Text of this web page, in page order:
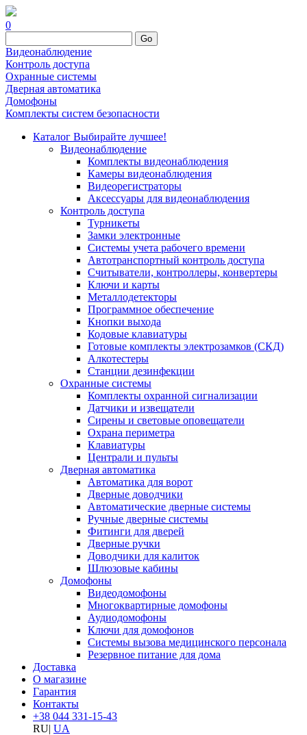
0
Go
Видеонаблюдение
Контроль доступа
Охранные системы
Дверная автоматика
Домофоны
Комплекты систем безопасности
Каталог Выбирайте лучшее!
Видеонаблюдение
Комплекты видеонаблюдения
Камеры видеонаблюдения
Видеорегистраторы
Аксессуары для видеонаблюдения
Контроль доступа
Турникеты
Замки электронные
Системы учета рабочего времени
Автотранспортный контроль доступа
Считыватели, контроллеры, конвертеры
Ключи и карты
Металлодетекторы
Программное обеспечение
Кнопки выхода
Кодовые клавиатуры
Готовые комплекты электрозамков (СКД)
Алкотестеры
Станции дезинфекции
Охранные системы
Комплекты охранной сигнализации
Датчики и извещатели
Сирены и световые оповещатели
Охрана периметра
Клавиатуры
Централи и пульты
Дверная автоматика
Автоматика для ворот
Дверные доводчики
Автоматические дверные системы
Ручные дверные системы
Фитинги для дверей
Дверные ручки
Доводчики для калиток
Шлюзовые кабины
Домофоны
Видеодомофоны
Многоквартирные домофоны
Аудиодомофоны
Ключи для домофонов
Системы вызова медицинского персонала
Резервное питание для дома
Доставка
О магазине
Гарантия
Контакты
+38 044 331-15-43
RU| UA